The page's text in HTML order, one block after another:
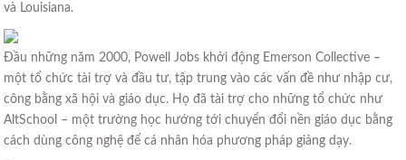
và Louisiana.
Đầu những năm 2000, Powell Jobs khởi động Emerson Collective –
một tổ chức tài trợ và đầu tư, tập trung vào các vấn đề như nhập cư,
công bằng xã hội và giáo dục. Họ đã tài trợ cho những tổ chức như
AltSchool – một trường học hướng tới chuyển đổi nền giáo dục bằng
cách dùng công nghệ để cá nhân hóa phương pháp giảng dạy.